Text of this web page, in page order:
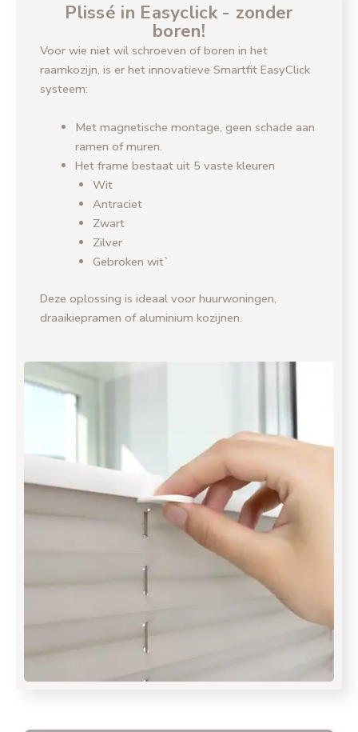
Plissé in Easyclick - zonder
boren!
Voor wie niet wil schroeven of boren in het
raamkozijn, is er het innovatieve Smartfit EasyClick
systeem:
Met magnetische montage, geen schade aan
ramen of muren.
Het frame bestaat uit 5 vaste kleuren
Wit
Antraciet
Zwart
Zilver
Gebroken wit`
Deze oplossing is ideaal voor huurwoningen,
draaikiepramen of aluminium kozijnen.